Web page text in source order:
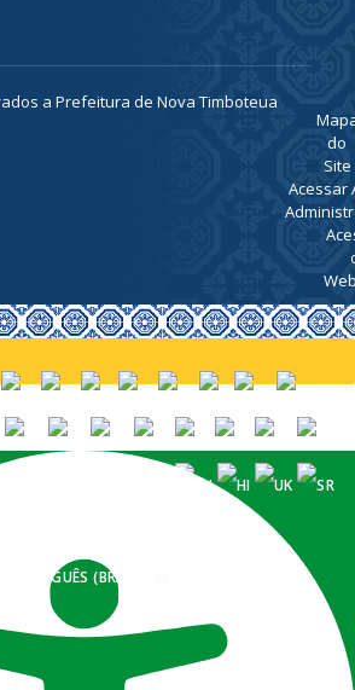
a Prefeitura de Nova Timboteua
do
Site
Acessar
PORTUGUÊS (BRASIL)